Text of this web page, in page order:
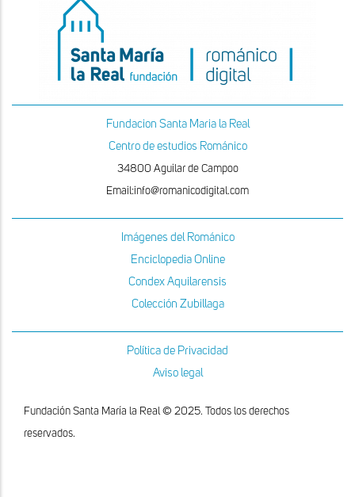
Fundacion Santa Maria la Real
Centro de estudios Románico
34800 Aguilar de Campoo
Email:info@romanicodigital.com
Imágenes del Románico
Enciclopedia Online
Condex Aquilarensis
Colección Zubillaga
Política de Privacidad
Aviso legal
Fundación Santa María la Real © 2025. Todos los derechos
reservados.